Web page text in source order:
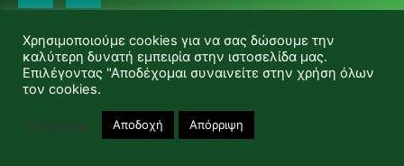
d.makas@yahoo.gr
info@agrofitro.gr
Μακάς Ντίνος
Χρησιμοποιούμε cookies για να σας δώσουμε την
καλύτερη δυνατή εμπειρία στην ιστοσελίδα μας.
Επιλέγοντας "Αποδέχομαι συναινείτε στην χρήση όλων
τον cookies.
Ρυθμίσεις Αποδοχή Απόρριψη